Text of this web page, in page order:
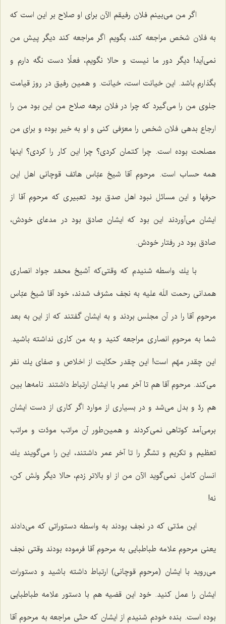
اگر من می‌بینم فلان رفیقم الآن برای او صلاح بر این است كه
به فلان شخص مراجعه كند، بگویم اگر مراجعه كند دیگر پیش من
نمی‌آید! دیگر دور ما نیست و حالا نگویم، فعلًا دست نگه دارم و
بگذارم باشد. این خیانت است، خیانت. و همین رفیق در روز قیامت
جلوی من را می‌گیرد كه چرا در فلان برهه صلاح من این بود من را
ارجاع بدهی فلان شخص را معرّفی كنی و او به خیر بوده و برای من
مصلحت بوده است. چرا كتمان كردی؟ چرا این كار را كردی؟ اینها
همه حساب است. مرحوم آقا شیخ عبّاس هاتف قوچانی اهل این
حرفها و این مسائل نبود اهل صدق بود. تعبیری كه مرحوم آقا از
ایشان می‌آوردند این بود كه ایشان صادق بود در مدعای خودش،
صادق بود در رفتار خودش.
با یك واسطه شنیدم كه وقتی‌كه آشیخ محمّد جواد انصاری
همدانی رحمت اللَه علیه به نجف مشرّف شدند، خود آقا شیخ عبّاس
مرحوم آقا را در آن مجلس بردند و به ایشان گفتند كه از این به بعد
شما به مرحوم انصاری مراجعه كنید و به من كاری نداشته باشید.
این چقدر مهّم است! این چقدر حكایت از اخلاص و صفای یك نفر
می‌كند. مرحوم آقا هم تا آخر عمر با ایشان ارتباط داشتند. نامه‌ها بین
هم ردّ و بدل می‌شد و در بسیاری از موارد اگر كاری از دست ایشان
برمی‌آمد كوتاهی نمی‌كردند و همین‌طور آن مراتب مودّت و مراتب
تعظیم و تكریم و تشكّر را تا آخر عمر داشتند، این را می‌گویند یك
انسان كامل. نمی‌گوید الآن من از او بالاتر زدم، حالا دیگر ولش كن،
نه!
این مدّتی كه در نجف بودند به واسطه دستوراتی كه می‌دادند
یعنی مرحوم علامه طباطبایی به مرحوم آقا فرموده بودند وقتی نجف
می‌روید با ایشان (مرحوم قوچانی) ارتباط داشته باشید و دستورات
ایشان را عمل كنید. خود این قضیه هم با دستور علامه طباطبایی
بوده است. بنده خودم شنیدم از ایشان كه حتّی مراجعه به مرحوم آقا